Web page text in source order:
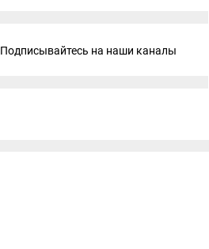
Подписывайтесь на наши каналы